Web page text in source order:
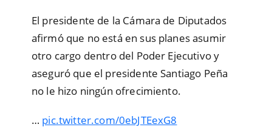
El presidente de la Cámara de Diputados
afirmó que no está en sus planes asumir
otro cargo dentro del Poder Ejecutivo y
aseguró que el presidente Santiago Peña
no le hizo ningún ofrecimiento.
… pic.twitter.com/0ebJTEexG8